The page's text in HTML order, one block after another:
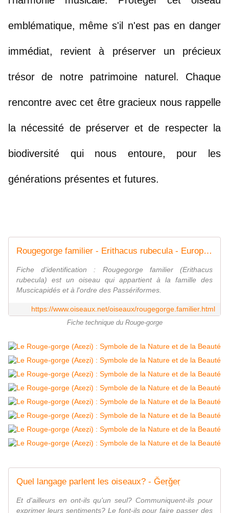
emblématique, même s'il n'est pas en danger
immédiat, revient à préserver un précieux
trésor de notre patrimoine naturel. Chaque
rencontre avec cet être gracieux nous rappelle
la nécessité de préserver et de respecter la
biodiversité qui nous entoure, pour les
générations présentes et futures.
Rougegorge familier - Erithacus rubecula - European Robin
Fiche d'identification : Rougegorge familier (Erithacus
rubecula) est un oiseau qui appartient à la famille des
Muscicapidés et à l'ordre des Passériformes.
https://www.oiseaux.net/oiseaux/rougegorge.familier.html
Fiche technique du Rouge-gorge
Quel langage parlent les oiseaux? - Ǧeṛǧeṛ
Et d'ailleurs en ont-ils qu'un seul? Communiquent-ils pour
exprimer leurs sentiments? Le font-ils pour faire passer des